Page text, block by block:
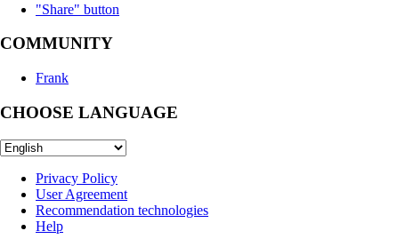
"Share" button
COMMUNITY
Frank
CHOOSE LANGUAGE
Privacy Policy
User Agreement
Recommendation technologies
Help